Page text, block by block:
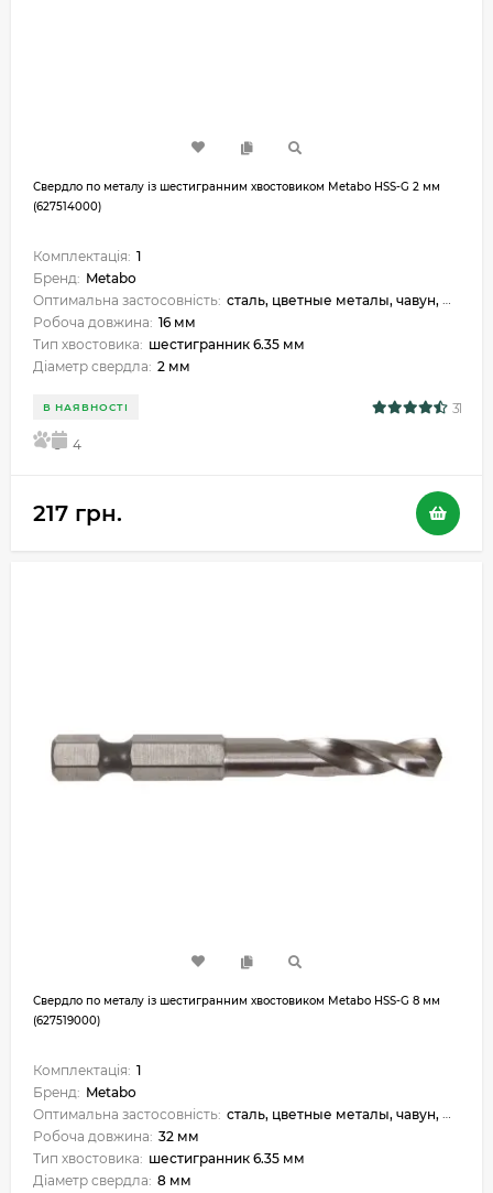
Свердло по металу із шестигранним хвостовиком Metabo HSS-G 2 мм
(627514000)
Комплектація: 1
Бренд: Metabo
Оптимальна застосовність: сталь, цветные металы, чавун, металокераміка, пластик
Робоча довжина: 16 мм
Тип хвостовика: шестигранник 6.35 мм
Діаметр свердла: 2 мм
В НАЯВНОСТІ 31
5 4
217 грн.
Свердло по металу із шестигранним хвостовиком Metabo HSS-G 8 мм
(627519000)
Комплектація: 1
Бренд: Metabo
Оптимальна застосовність: сталь, цветные металы, чавун, металокераміка, пластик
Робоча довжина: 32 мм
Тип хвостовика: шестигранник 6.35 мм
Діаметр свердла: 8 мм